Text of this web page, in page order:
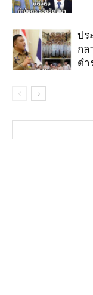
ปร
กล
ดำ